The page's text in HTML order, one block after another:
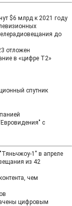
$6 млрд к 2021 году
до
отложен
в «цифре Т2»
спутник
с
1" в апреле
из 42
чем
цифровым